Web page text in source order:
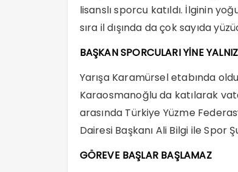
lisanslı sporcu katıldı. İlginin
sıra il dışında da çok sayıda
BAŞKAN SPORCULARI YİNE
Yarışa Karamürsel etabında
Karaosmanoğlu da katılarak
arasında Türkiye Yüzme
Dairesi Başkanı Ali Bilgi ile Spor
GÖREVE BAŞLAR BAŞLAMAZ